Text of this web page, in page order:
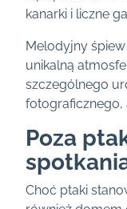
kanarki i liczne
Melodyjny
unikalną
szczególnego
fotograficznego,
Poza
Choć ptaki